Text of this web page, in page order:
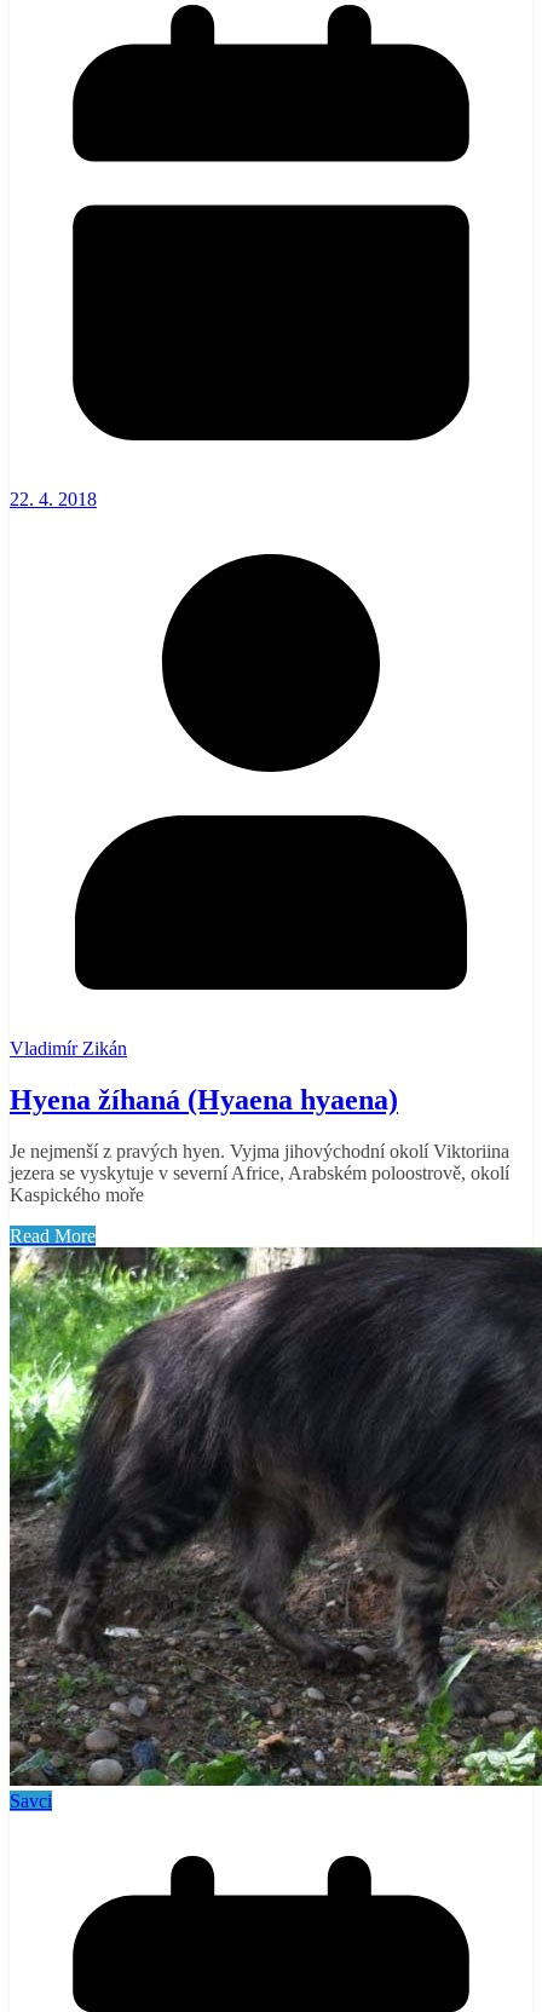
22. 4. 2018
Vladimír Zikán
Hyena žíhaná (Hyaena hyaena)
Je nejmenší z pravých hyen. Vyjma jihovýchodní okolí Viktoriina
jezera se vyskytuje v severní Africe, Arabském poloostrově, okolí
Kaspického moře
Read More
Savci